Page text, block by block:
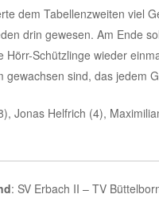
dem Tabellenzweiten viel
drin gewesen. Am Ende
Hörr-Schützlinge wieder
gewachsen sind, das jedem
Jonas Helfrich (4),
: SV Erbach II – TV